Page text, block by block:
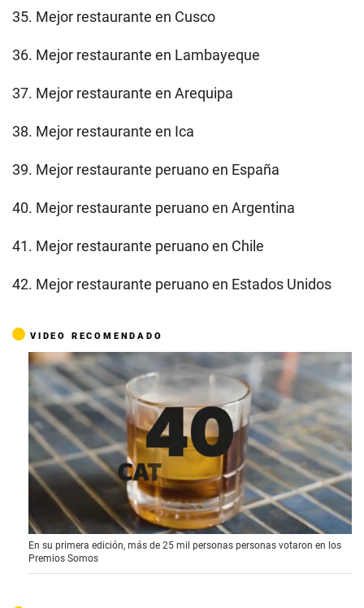
35. Mejor restaurante en Cusco
36. Mejor restaurante en Lambayeque
37. Mejor restaurante en Arequipa
38. Mejor restaurante en Ica
39. Mejor restaurante peruano en España
40. Mejor restaurante peruano en Argentina
41. Mejor restaurante peruano en Chile
42. Mejor restaurante peruano en Estados Unidos
VIDEO RECOMENDADO
0
o
f
1
En su primera edición, más de 25 mil personas personas votaron en los
Premios Somos